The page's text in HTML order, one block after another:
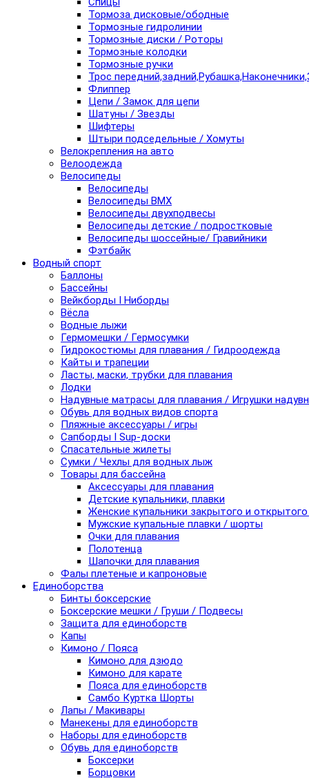
Тормоза дисковые/ободные
Тормозные гидролинии
Тормозные диски / Роторы
Тормозные колодки
Тормозные ручки
Трос
Флиппер
Цепи / Замок для цепи
Шатуны / Звезды
Шифтеры
Штыри подседельные / Хомуты
Велокрепления на авто
Велоодежда
Велосипеды
Велосипеды
Велосипеды BMX
Велосипеды двухподвесы
Велосипеды детские / подростковые
Велосипеды шоссейные/ Гравийники
Фэтбайк
Водный спорт
Баллоны
Бассейны
Вейкборды I Ниборды
Вёсла
Водные лыжи
Гермомешки / Гермосумки
Гидрокостюмы для плавания / Гидроодежда
Кайты и трапеции
Ласты, маски, трубки для плавания
Лодки
Надувные матрасы для плавания / Игрушки
Обувь для водных видов спорта
Пляжные аксессуары / игры
Сапборды I Sup-доски
Спасательные жилеты
Сумки / Чехлы для водных лыж
Товары для бассейна
Аксессуары для плавания
Детские купальники, плавки
Женские купальники закрытого и
Мужские купальные плавки / шорты
Очки для плавания
Полотенца
Шапочки для плавания
Фалы плетеные и капроновые
Единоборства
Бинты боксерские
Боксерские мешки / Груши / Подвесы
Защита для единоборств
Капы
Кимоно / Пояса
Кимоно для дзюдо
Кимоно для карате
Пояса для единоборств
Самбо Куртка Шорты
Лапы / Макивары
Манекены для единоборств
Наборы для единоборств
Обувь для единоборств
Боксерки
Борцовки